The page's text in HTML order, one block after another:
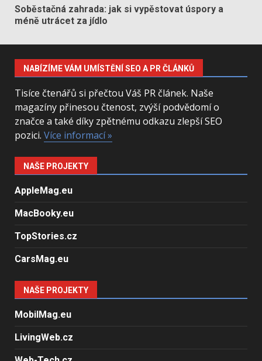
Soběstačná zahrada: jak si vypěstovat úspory a
méně utrácet za jídlo
NABÍZÍME VÁM UMÍSTĚNÍ SEO A PR ČLÁNKŮ
Tisíce čtenářů si přečtou Váš PR článek. Naše
magazíny přinesou čtenost, zvýší podvědomí o
značce a také díky zpětnému odkazu zlepší SEO
pozici. Více informací »
NAŠE PROJEKTY
AppleMag.eu
MacBooky.eu
TopStories.cz
CarsMag.eu
NAŠE PROJEKTY
MobilMag.eu
LivingWeb.cz